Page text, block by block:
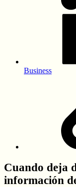
Business
Cuando deja
información